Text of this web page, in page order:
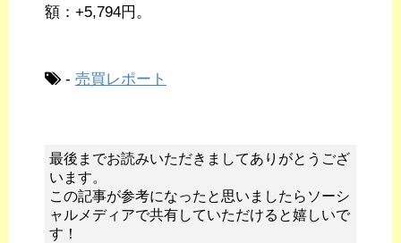
額：+5,794円。
- 売買レポート
最後までお読みいただきましてありがとうござ
います。
この記事が参考になったと思いましたらソーシ
ャルメディアで共有していただけると嬉しいで
す！